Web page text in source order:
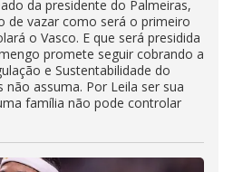
da presidente do Palmeiras,
de vazar como será o primeiro
o Vasco. E que será presidida
promete seguir cobrando a
e Sustentabilidade do
assuma. Por Leila ser sua
família não pode controlar